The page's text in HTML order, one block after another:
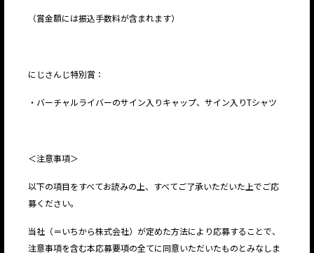
（賞金額には振込手数料が含まれます）
にじさんじ特別賞：
・バーチャルライバーのサイン入りキャップ、サイン入りTシャツ
＜注意事項＞
以下の項目をすべてお読みの上、すべてご了承いただいた上でご応
募ください。
当社（＝いちから株式会社）が定めた方法により応募することで、
注意事項を含む本応募要項の全てに同意いただいたものとみなしま